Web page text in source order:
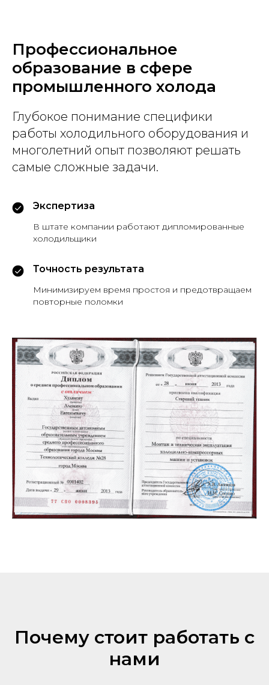
Профессиональное
образование в сфере
промышленного холода
Глубокое понимание специфики
работы холодильного оборудования и
многолетний опыт позволяют решать
самые сложные задачи.
Экспертиза
В штате компании работают дипломированные
холодильщики
Точность результата
Минимизируем время простоя и предотвращаем
повторные поломки
Почему стоит работать с
нами